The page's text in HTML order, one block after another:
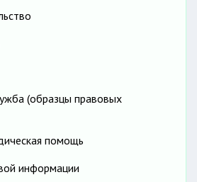
(образцы правовых
помощь
информации